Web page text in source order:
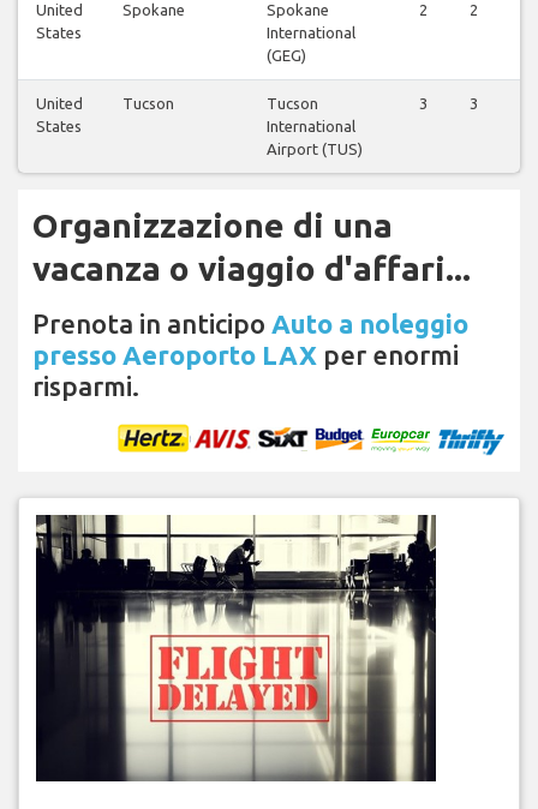
United
States
Spokane
Spokane
International
(GEG)
2 2
United
States
Tucson
Tucson
International
Airport (TUS)
3 3
Organizzazione di una
vacanza o viaggio d'affari...
Prenota in anticipo Auto a noleggio
presso Aeroporto LAX per enormi
risparmi.